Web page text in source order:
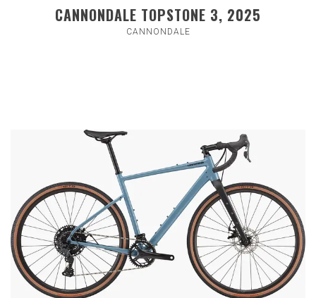
CANNONDALE TOPSTONE 3, 2025
CANNONDALE